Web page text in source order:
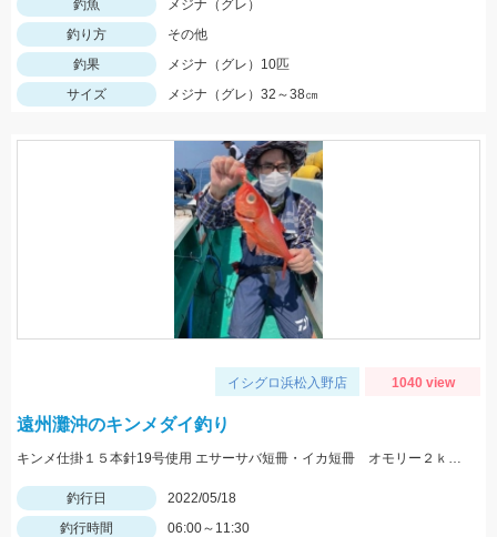
釣魚
メジナ（グレ）
釣り方
その他
釣果
メジナ（グレ）10匹
サイズ
メジナ（グレ）32～38㎝
イシグロ浜松入野店 1040 view
遠州灘沖のキンメダイ釣り
キンメ仕掛１５本針19号使用 エサーサバ短冊・イカ短冊 オモリー２ｋｇ使用
釣行日
2022/05/18
釣行時間
06:00～11:30